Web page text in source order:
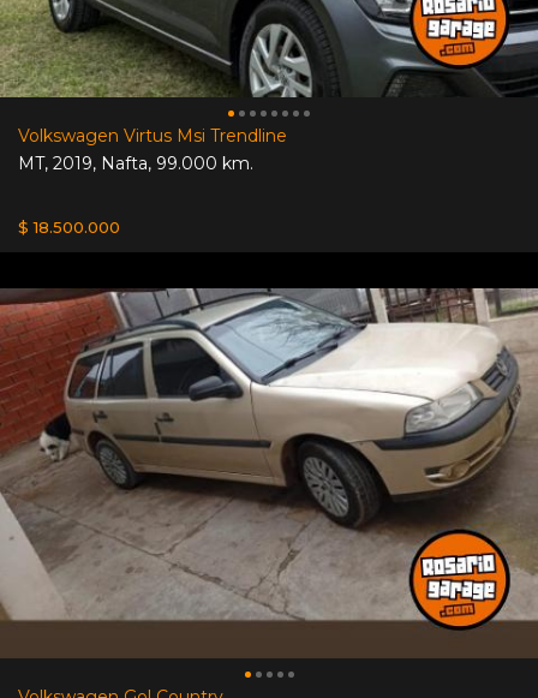
Volkswagen Virtus Msi Trendline
MT, 2019, Nafta, 99.000 km.
$ 18.500.000